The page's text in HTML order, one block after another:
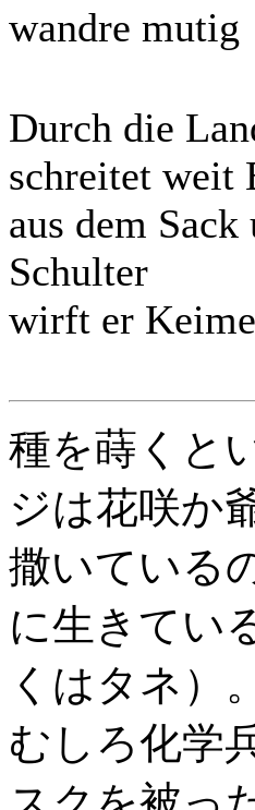
wandre mutig
Durch die
schreitet weit
aus dem Sack
Schulter
wirft er
種を蒔くと
ジは花咲か
撒いている
に生きてい
くはタネ）。
むしろ化学